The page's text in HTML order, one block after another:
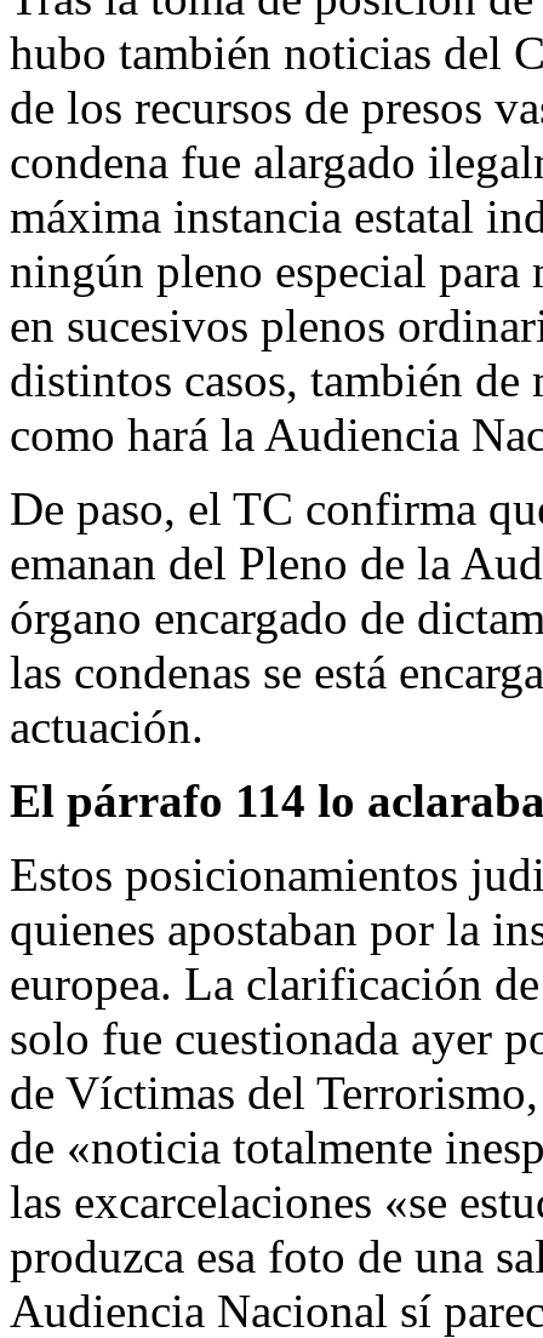
hubo también noticias del
de los recursos de presos
condena fue alargado
máxima instancia estatal
ningún pleno especial
en sucesivos plenos
distintos casos, también
como hará la Audiencia
De paso, el TC confirma
emanan del Pleno de la
órgano encargado de
las condenas se está
actuación.
El párrafo 114 lo
Estos posicionamientos
quienes apostaban por la
europea. La clarificación
solo fue cuestionada ayer
de Víctimas del
de «noticia totalmente
las excarcelaciones «se
produzca esa foto de una
Audiencia Nacional sí